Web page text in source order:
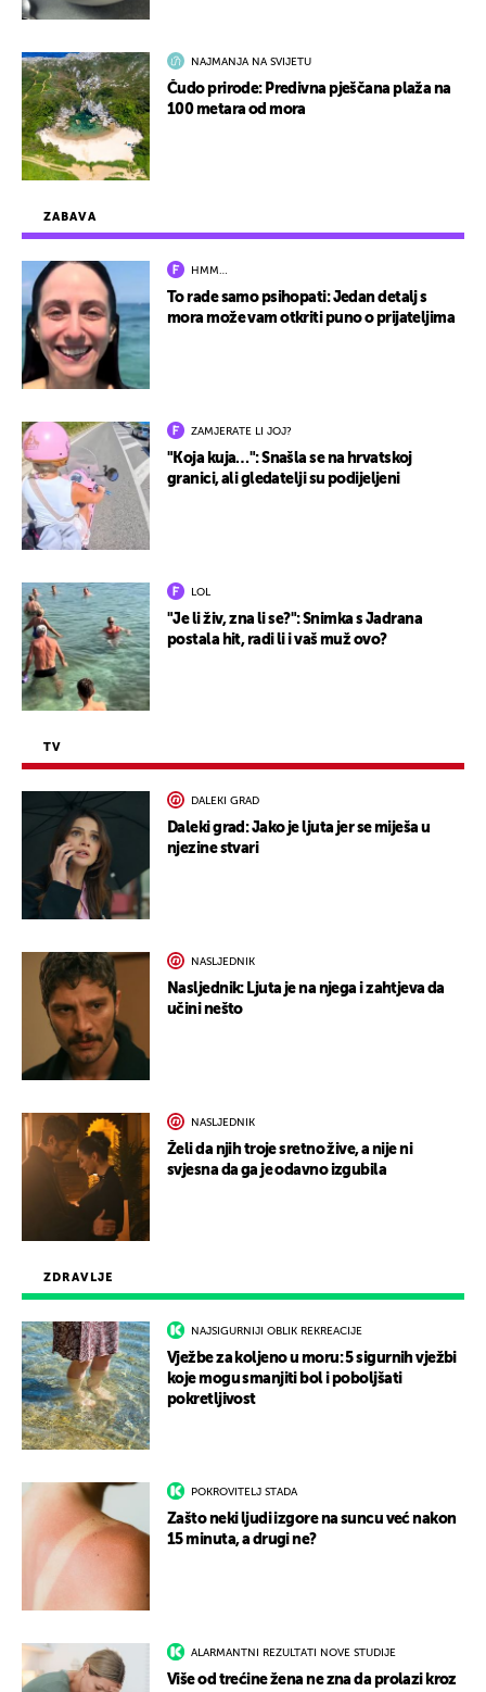
ZDRAVLJE
NAJSIGURNIJI OBLIK REKREACIJE
Vježbe za koljeno u moru: 5 sigurnih vježbi
koje mogu smanjiti bol i poboljšati
pokretljivost
POKROVITELJ STADA
Zašto neki ljudi izgore na suncu već nakon
15 minuta, a drugi ne?
ALARMANTNI REZULTATI NOVE STUDIJE
Više od trećine žena ne zna da prolazi kroz
ZABAVA
HMM…
To rade samo psihopati: Jedan detalj s
mora može vam otkriti puno o prijateljima
ZAMJERATE LI JOJ?
"Koja kuja…": Snašla se na hrvatskoj
granici, ali gledatelji su podijeljeni
LOL
"Je li živ, zna li se?": Snimka s Jadrana
postala hit, radi li i vaš muž ovo?
TV
DALEKI GRAD
Daleki grad: Jako je ljuta jer se miješa u
njezine stvari
NASLJEDNIK
Nasljednik: Ljuta je na njega i zahtjeva da
učini nešto
NASLJEDNIK
Želi da njih troje sretno žive, a nije ni
svjesna da ga je odavno izgubila
NAJMANJA NA SVIJETU
Čudo prirode: Predivna pješčana plaža na
100 metara od mora